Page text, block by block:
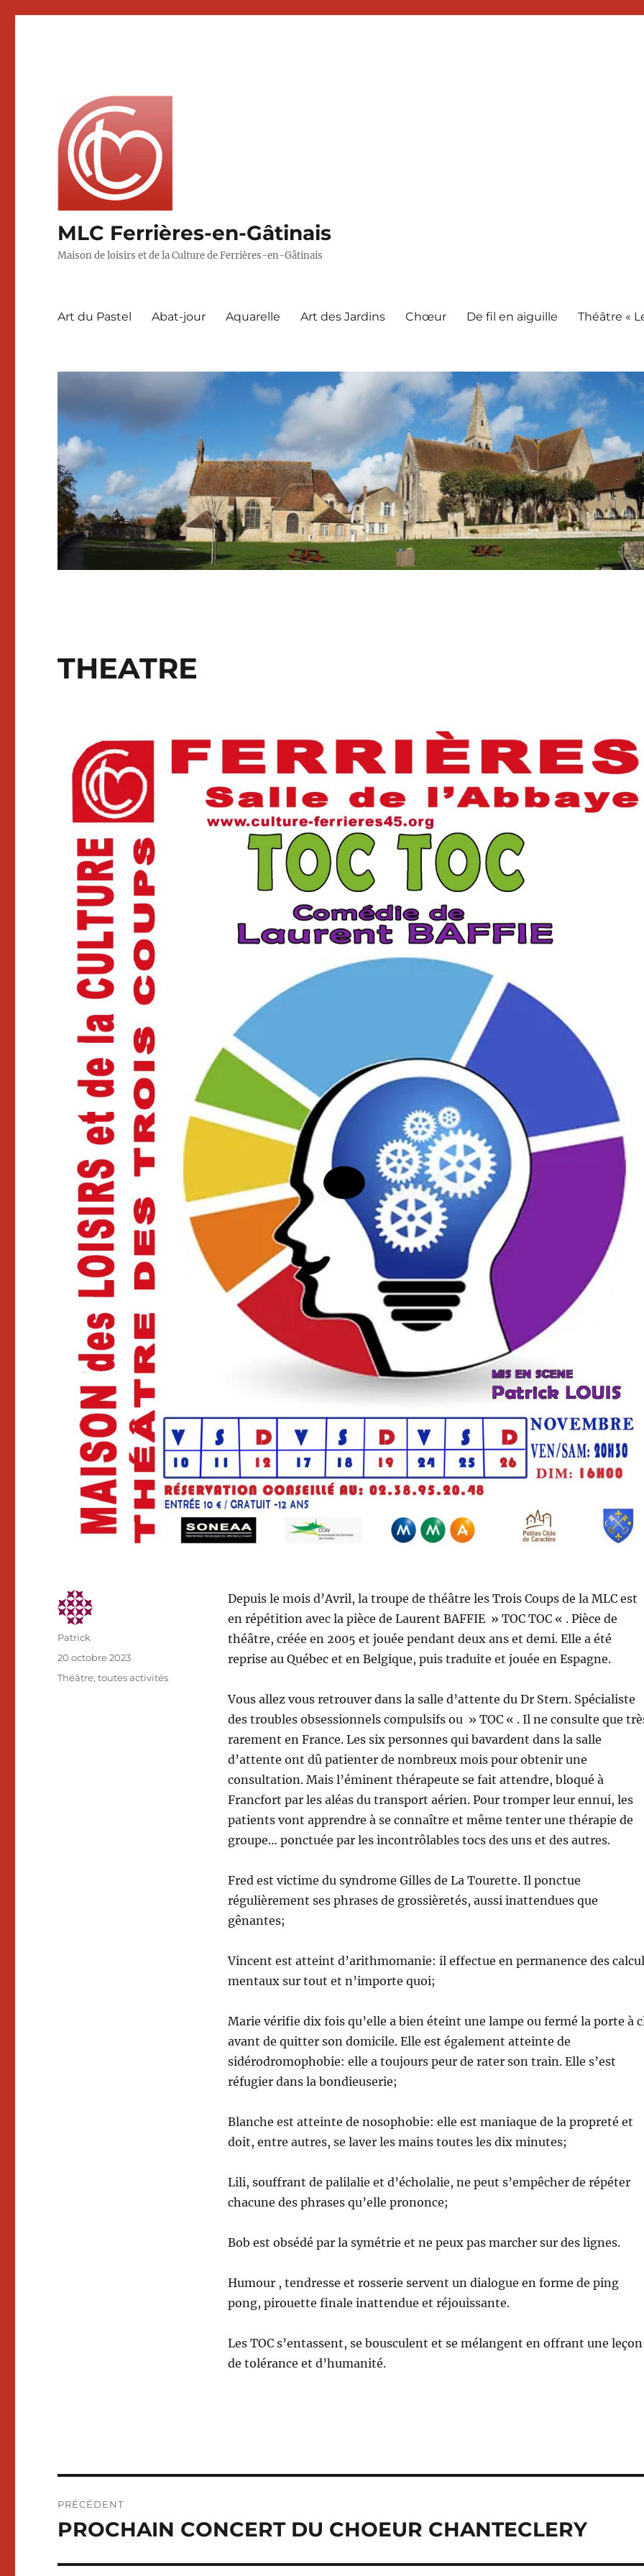
MLC Ferrières-en-Gâtinais
Maison de loisirs et de la Culture de Ferrières-en-Gâtinais
Art du Pastel Abat-jour Aquarelle Art des Jardins Chœur De fil en aiguille Théâtre «
THEATRE
Depuis le mois d’Avril, la troupe de théâtre les Trois Coups de la MLC est
en répétition avec la pièce de Laurent BAFFIE » TOC TOC « . Pièce de
théâtre, créée en 2005 et jouée pendant deux ans et demi. Elle a été
reprise au Québec et en Belgique, puis traduite et jouée en Espagne.
Vous allez vous retrouver dans la salle d’attente du Dr Stern. Spécialiste
des troubles obsessionnels compulsifs ou » TOC « . Il ne consulte que
rarement en France. Les six personnes qui bavardent dans la salle
d’attente ont dû patienter de nombreux mois pour obtenir une
consultation. Mais l’éminent thérapeute se fait attendre, bloqué à
Francfort par les aléas du transport aérien. Pour tromper leur ennui, les
patients vont apprendre à se connaître et même tenter une thérapie de
groupe… ponctuée par les incontrôlables tocs des uns et des autres.
Fred est victime du syndrome Gilles de La Tourette. Il ponctue
régulièrement ses phrases de grossièretés, aussi inattendues que
gênantes;
Vincent est atteint d’arithmomanie: il effectue en permanence des
mentaux sur tout et n’importe quoi;
Marie vérifie dix fois qu’elle a bien éteint une lampe ou fermé la porte à
avant de quitter son domicile. Elle est également atteinte de
sidérodromophobie: elle a toujours peur de rater son train. Elle s’est
réfugier dans la bondieuserie;
Blanche est atteinte de nosophobie: elle est maniaque de la propreté et
doit, entre autres, se laver les mains toutes les dix minutes;
Lili, souffrant de palilalie et d’écholalie, ne peut s’empêcher de répéter
chacune des phrases qu’elle prononce;
Bob est obsédé par la symétrie et ne peux pas marcher sur des lignes.
Humour , tendresse et rosserie servent un dialogue en forme de ping
pong, pirouette finale inattendue et réjouissante.
Les TOC s’entassent, se bousculent et se mélangent en offrant une leçon
de tolérance et d’humanité.
Auteur
Patrick
Publié
le
20 octobre 2023
Catégories
Théâtre,toutes activités
de
PRÉCÉDENT
Publication
PROCHAIN CONCERT DU CHOEUR CHANTECLERY